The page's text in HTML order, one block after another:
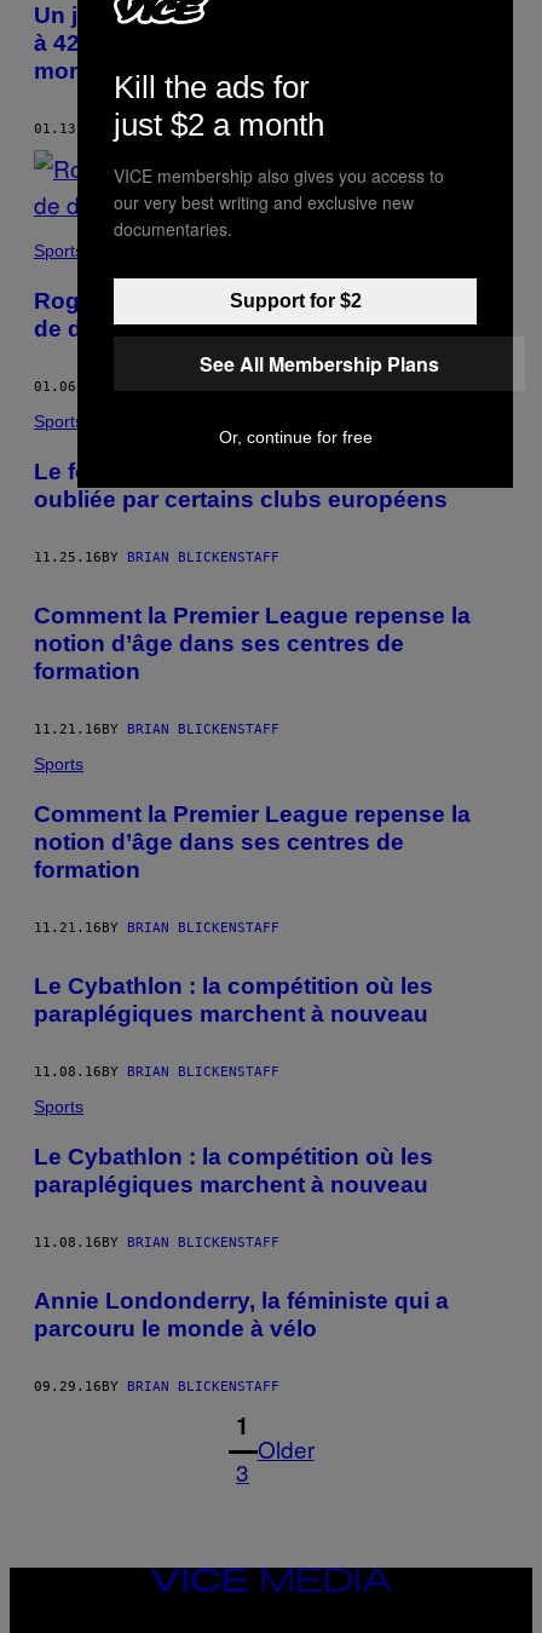
Un joueur de badminton claque un smash
à 426 km/h, soit le nouveau record du
monde
01.13.17 BY BRIAN BLICKENSTAFF
Sports
Roger Federer conseille à son adversaire
de demander le challenge, et perd la partie
01.06.17
Sports
Le foot aux Etats-Unis : une ruée vers l’or
oubliée par certains clubs européens
11.25.16BY BRIAN BLICKENSTAFF
Comment la Premier League repense la
notion d’âge dans ses centres de
formation
11.21.16BY BRIAN BLICKENSTAFF
Sports
Comment la Premier League repense la
notion d’âge dans ses centres de
formation
11.21.16BY BRIAN BLICKENSTAFF
Le Cybathlon : la compétition où les
paraplégiques marchent à nouveau
11.08.16BY BRIAN BLICKENSTAFF
Sports
Le Cybathlon : la compétition où les
paraplégiques marchent à nouveau
11.08.16BY BRIAN BLICKENSTAFF
Annie Londonderry, la féministe qui a
parcouru le monde à vélo
09.29.16BY BRIAN BLICKENSTAFF
1
3
Older
VICE
MEDIA
Kill the ads for
just $2 a month
VICE membership also gives you access to
our very best writing and exclusive new
documentaries.
Support for $2
See All Membership Plans
Or, continue for free